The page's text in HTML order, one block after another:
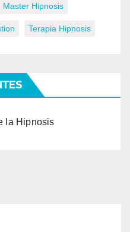
Master Hipnosis
Terapia Hipnosis
la Hipnosis